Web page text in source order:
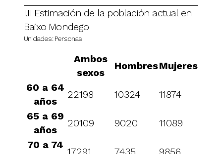
I.II Estimación de la población actual en
Baixo Mondego
Unidades: Personas
Ambos
sexos
HombresMujeres
60 a 64
años
22198 10324
11874
65 a 69
años
20109 9020
11089
70 a 74
17291 7435
9856